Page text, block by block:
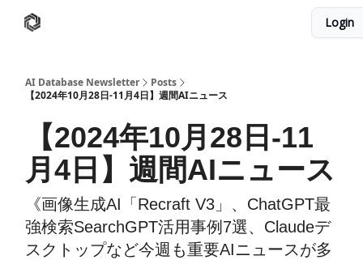
Login
AI Database Newsletter
Posts
【2024年10月28日-11月4日】週間AIニュース
【2024年10月28日-11
月4日】週間AIニュース
《画像生成AI「Recraft V3」、ChatGPT最
強検索SearchGPT活用事例7選、Claudeデ
スクトップなど今週も重要AIニュースが多